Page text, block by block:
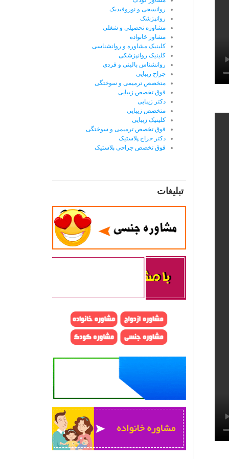
روانسجی و نوروفیدبک
روانپزشک
مشاوره تحصیلی و شغلی
مشاور خانواده
کلینیک مشاوره و روانشناسی
کلینیک روانپزشکی
روانشناس بالینی و فردی
جراح زیبایی
متخصص ترمیمی و سوختگی
فوق تخصص زیبایی
دکتر زیبایی
متخصص زیبایی
کلینیک زیبایی
فوق تخصص ترمیمی و سوختگی
دکتر جراح پلاستیک
فوق تخصص جراحی پلاستیک
تبلیغات